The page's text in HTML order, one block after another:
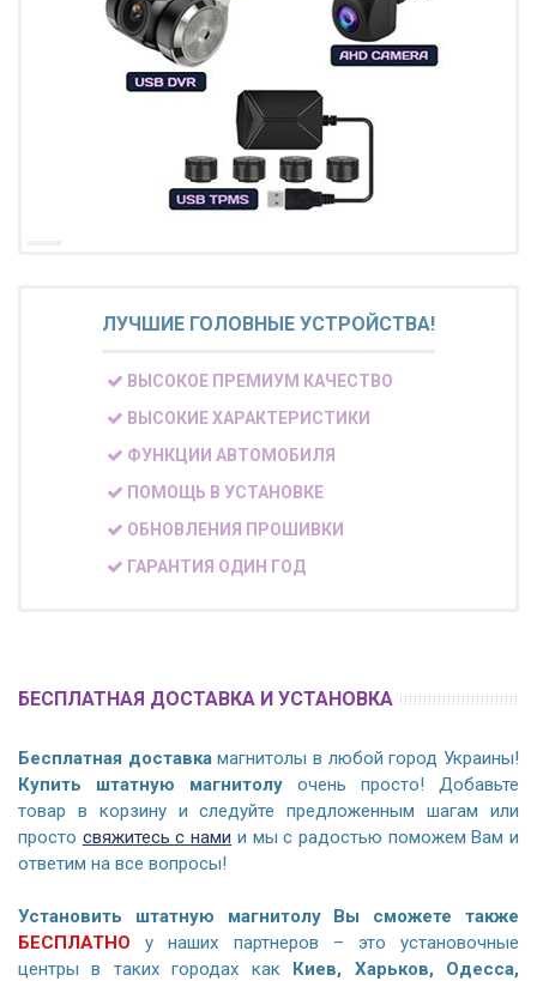
ЛУЧШИЕ ГОЛОВНЫЕ УСТРОЙСТВА!
ВЫСОКОЕ ПРЕМИУМ КАЧЕСТВО
ВЫСОКИЕ ХАРАКТЕРИСТИКИ
ФУНКЦИИ АВТОМОБИЛЯ
ПОМОЩЬ В УСТАНОВКЕ
ОБНОВЛЕНИЯ ПРОШИВКИ
ГАРАНТИЯ ОДИН ГОД
БЕСПЛАТНАЯ ДОСТАВКА И УСТАНОВКА
Бесплатная доставкамагнитолы в любой город Украины!
Купить штатную магнитолу очень просто! Добавьте
товар в корзину и следуйте предложенным шагам или
просто свяжитесь с нами и мы с радостью поможем Вам и
ответим на все вопросы!
Установить штатную магнитолу Вы сможете также
БЕСПЛАТНО у наших партнеров – это установочные
центры в таких городах как Киев, Харьков, Одесса,